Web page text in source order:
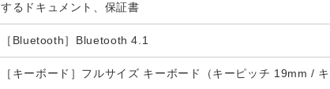
するドキュメント、保証書
［Bluetooth］Bluetooth 4.1
［キーボード］フルサイズ キーボード（キーピッチ 19mm /